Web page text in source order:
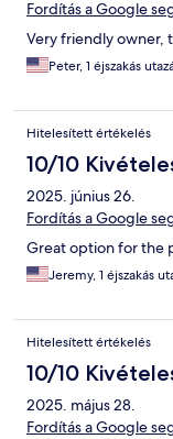
Fordítás a Google
Very friendly owner,
Peter, 1 éjszakás
Hitelesített értékelés
10/10
2025. június 26.
Fordítás a Google
Great option for the
Jeremy, 1 éjszakás
Hitelesített értékelés
10/10
2025. május 28.
Fordítás a Google